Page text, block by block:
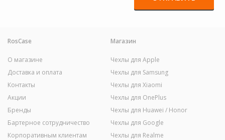
RosCase
О магазине
Доставка и оплата
Контакты
Акции
Бренды
Бартерное сотрудничество
Корпоративным клиентам
Магазин
Чехлы для Apple
Чехлы для Samsung
Чехлы для Xiaomi
Чехлы для OnePlus
Чехлы для Huawei / Honor
Чехлы для Google
Чехлы для Realme